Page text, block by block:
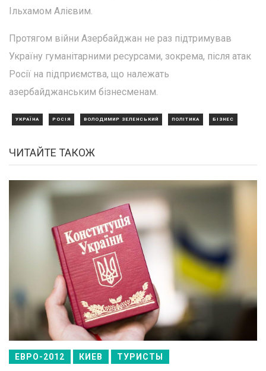
Ільхамом Алієвим.
Протягом війни Азербайджан не раз підтримував
Україну гуманітарними ресурсами, зокрема, після атак
Росії на підприємства, що належать
азербайджанським бізнесменам.
УКРАЇНА РОСІЯ ВОЛОДИМИР ЗЕЛЕНСЬКИЙ ПОЛІТИКА БІЗНЕС
ЧИТАЙТЕ ТАКОЖ
ЕВРО-2012 КИЕВ ТУРИСТЫ